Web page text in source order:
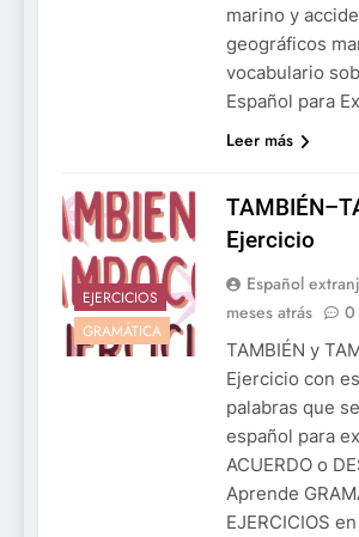
marino y
geográficos
vocabulario
Español para
Leer más
EJERCICIOS
GRAMÁTICA
Ejercicio
Español
meses atrás
0
TAMBIÉN y
Ejercicio con
palabras que
español para
ACUERDO o
Aprende
EJERCICIOS